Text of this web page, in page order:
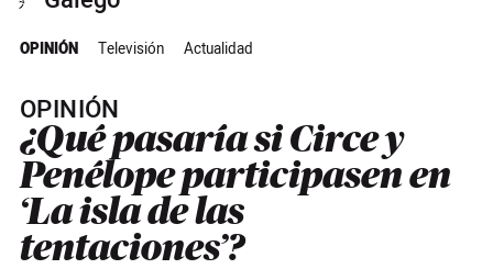
OPINIÓN Televisión Actualidad
OPINIÓN
¿Qué pasaría si Circe y
Penélope participasen en
‘La isla de las
tentaciones’?